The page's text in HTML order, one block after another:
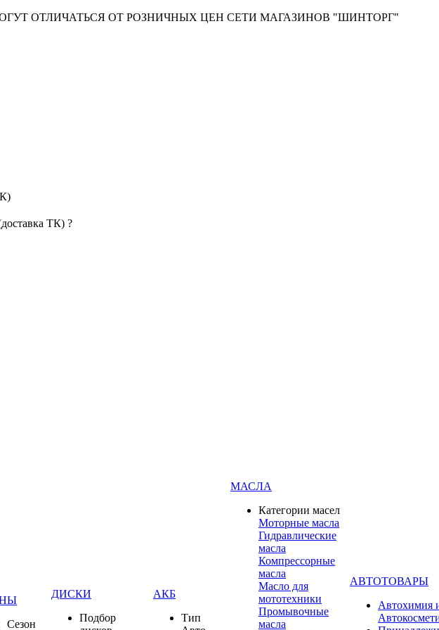
ОТЛИЧАТЬСЯ ОТ РОЗНИЧНЫХ ЦЕН СЕТИ МАГАЗИНОВ "ШИНТОРГ"
ТК) ?
Сезон
ДИСКИ
Подбор
АКБ
Тип
МАСЛА
Категории масел
Моторные масла
Гидравлические
масла
Компрессорные
масла
Масло для
мототехники
Промывочные
масла
АВТОТОВАРЫ
Автохимия